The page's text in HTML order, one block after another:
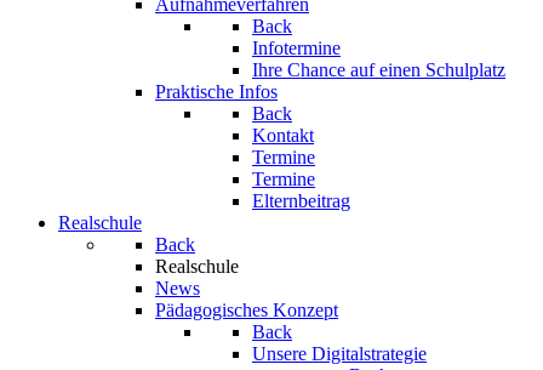
Aufnahmeverfahren
Back
Infotermine
Ihre Chance auf einen Schulplatz
Praktische Infos
Back
Kontakt
Termine
Termine
Elternbeitrag
Realschule
Back
Realschule
News
Pädagogisches Konzept
Back
Unsere Digitalstrategie